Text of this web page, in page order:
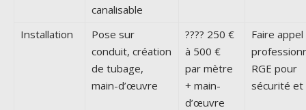
canalisable
Installation
Pose sur
conduit, création
de tubage,
main-d’œuvre
???? 250 €
à 500 €
par mètre
+ main-
d’œuvre
Faire
RGE pour
sécurité et